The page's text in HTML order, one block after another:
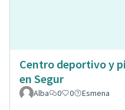
Centro deportivo y
en Segur
Alba
0 0 Esmena